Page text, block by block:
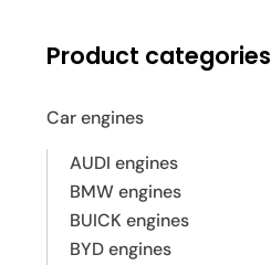
Product categories
Car engines
AUDI engines
BMW engines
BUICK engines
BYD engines